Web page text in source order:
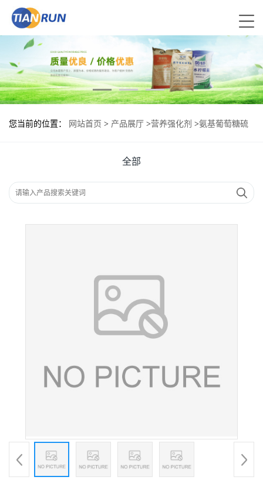
您当前的位置： 网站首页 > 产品展厅 >营养强化剂 >氨基葡萄糖硫
全部